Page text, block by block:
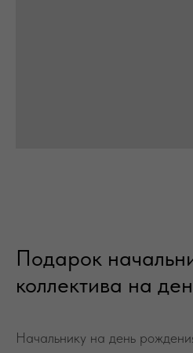
мужчина или женщина,
статусным и оригинальным.
нужно! Выбирайте
логотип компании на доску,